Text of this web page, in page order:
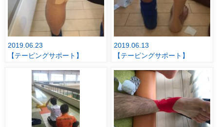
2019.06.23
【テーピングサポート】
2019.06.13
【テーピングサポート】